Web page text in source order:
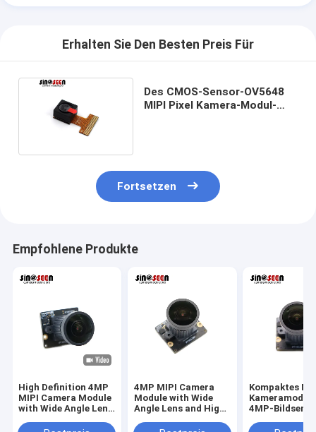
Erhalten Sie Den Besten Preis Für
Des CMOS-Sensor-OV5648
MIPI Pixel Kamera-Modul-
Fortsetzen
Empfohlene Produkte
High Definition 4MP
MIPI Camera Module
with Wide Angle Lens
and Surveillance
4MP MIPI Camera
Module with Wide
Angle Lens and High
for Embedded and
Kompaktes
Kameramodul
4MP-